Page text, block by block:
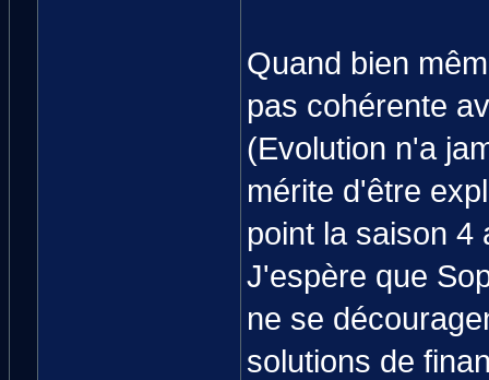
Quand bien
pas cohérente
(Evolution n'a
mérite d'être
point la saison 4
J'espère que
ne se
solutions de